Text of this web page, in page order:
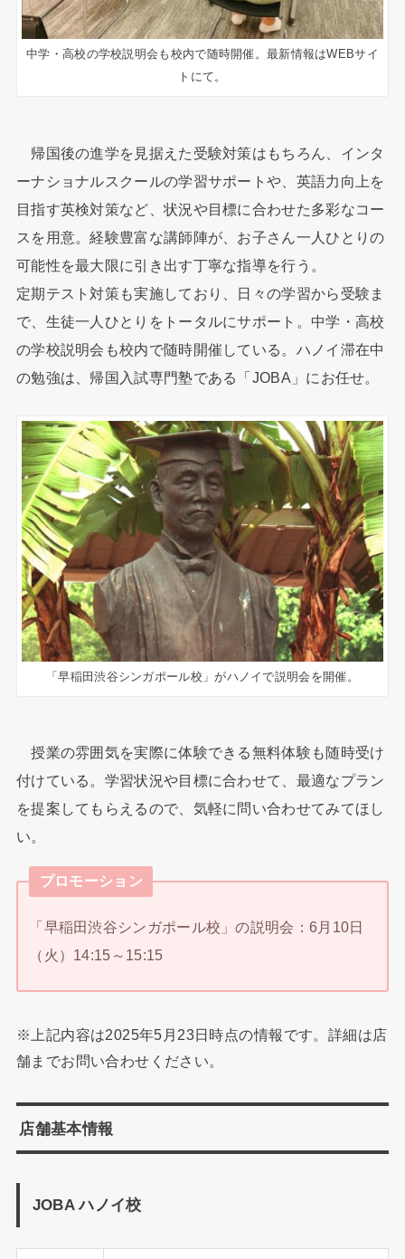
中学・高校の学校説明会も校内で随時開催。最新情報はWEBサイ
トにて。
帰国後の進学を見据えた受験対策はもちろん、インタ
ーナショナルスクールの学習サポートや、英語力向上を
目指す英検対策など、状況や目標に合わせた多彩なコー
スを用意。経験豊富な講師陣が、お子さん一人ひとりの
可能性を最大限に引き出す丁寧な指導を行う。
定期テスト対策も実施しており、日々の学習から受験ま
で、生徒一人ひとりをトータルにサポート。中学・高校
の学校説明会も校内で随時開催している。ハノイ滞在中
の勉強は、帰国入試専門塾である「JOBA」にお任せ。
「早稲田渋谷シンガポール校」がハノイで説明会を開催。
授業の雰囲気を実際に体験できる無料体験も随時受け
付けている。学習状況や目標に合わせて、最適なプラン
を提案してもらえるので、気軽に問い合わせてみてほし
い。
プロモーション
「早稲田渋谷シンガポール校」の説明会：6月10日
（火）14:15～15:15
※上記内容は2025年5月23日時点の情報です。詳細は店
舗までお問い合わせください。
店舗基本情報
JOBA ハノイ校